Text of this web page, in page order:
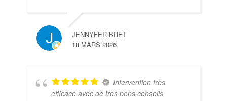
JENNYFER BRET
18 MARS 2026
Intervention très
efficace avec de très bons conseils